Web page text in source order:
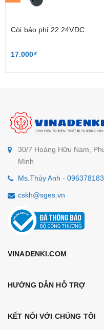
Còi báo phi 22 24VDC
17.000₫
30/7 Hoàng Hữu Nam,
Minh
Ms.Thùy Anh -
cskh@sges.vn
VINADENKI.COM
HƯỚNG DẪN HỖ TRỢ
KẾT NỐI VỚI CHÚNG TÔI